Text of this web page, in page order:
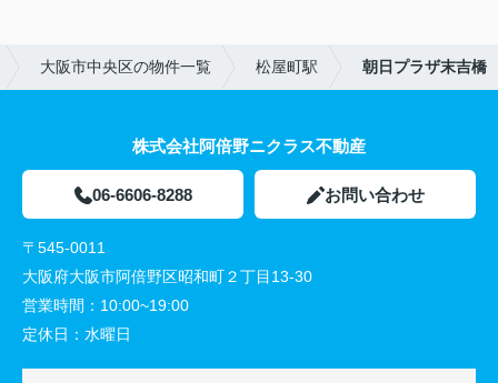
大阪市中央区の物件一覧 松屋町駅 朝日プラザ末吉橋
株式会社阿倍野ニクラス不動産
06-6606-8288 お問い合わせ
〒545-0011
大阪府大阪市阿倍野区昭和町２丁目13-30
営業時間： 10:00~19:00
定休日： 水曜日